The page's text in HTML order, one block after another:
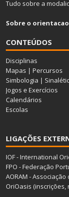
Tudo sobre a
Sobre o
CONTEÚDOS
Disciplinas
Mapas | Percursos
Simbologia |
Jogos e Exercícios
Calendários
Escolas
LIGAÇÕES
IOF - International
FPO - Federação
AORAM -
OriOasis